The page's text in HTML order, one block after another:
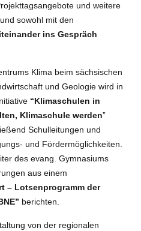
und weitere
sowohl mit den
ins Gespräch
Klima beim sächsischen
und Geologie wird in
“Klimaschulen in
Klimaschule werden”
Schulleitungen und
und Fördermöglichkeiten.
des evang. Gymnasiums
aus einem
– Lotsenprogramm der
berichten.
von der regionalen